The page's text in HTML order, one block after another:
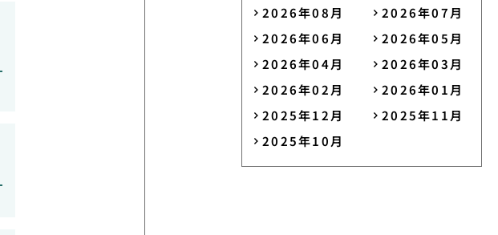
2026年08月
2026年07月
2026年06月
2026年05月
2026年04月
2026年03月
2026年02月
2026年01月
2025年12月
2025年11月
2025年10月